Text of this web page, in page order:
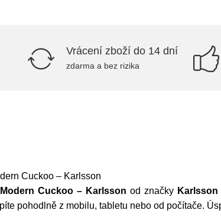
Vrácení zboží do 14 dní
zdarma a bez rizika
Cuckoo – Karlsson
Cuckoo – Karlsson od značky Karlsson
pohodlně z mobilu, tabletu nebo od počítače.